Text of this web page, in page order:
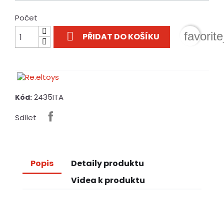
Počet
 PŘIDAT DO KOŠÍKU
Kód: 2435ITA
Sdílet
Popis
Detaily produktu
Videa k produktu